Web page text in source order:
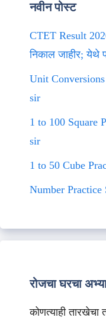
नवीन पोस्ट
CTET Result
निकाल जाहीर; येथे
Unit
sir
1 to 100 Square
sir
1 to 50 Cube
Number Practice
रोजचा घरचा
कोणत्याही